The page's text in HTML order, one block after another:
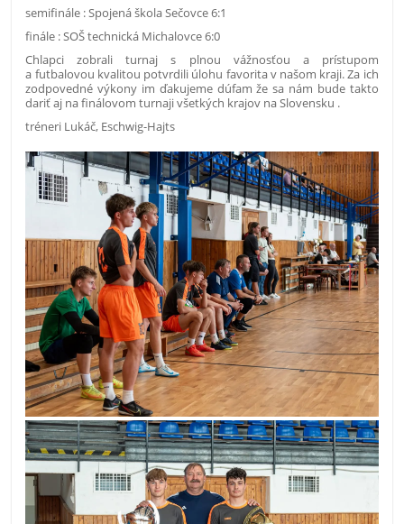
semifinále : Spojená škola Sečovce 6:1
finále : SOŠ technická Michalovce 6:0
Chlapci zobrali turnaj s plnou vážnosťou a prístupom
a futbalovou kvalitou potvrdili úlohu favorita v našom kraji. Za ich
zodpovedné výkony im ďakujeme dúfam že sa nám bude takto
dariťaj na finálovom turnaji všetkých krajov na Slovensku .
tréneri Lukáč, Eschwig-Hajts